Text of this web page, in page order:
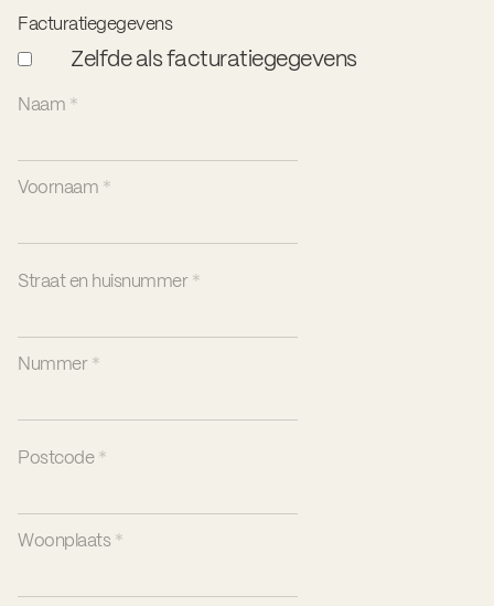
Facturatiegegevens
Zelfde als facturatiegegevens
Naam *
Voornaam *
Straat en huisnummer*
Nummer*
Postcode*
Woonplaats*